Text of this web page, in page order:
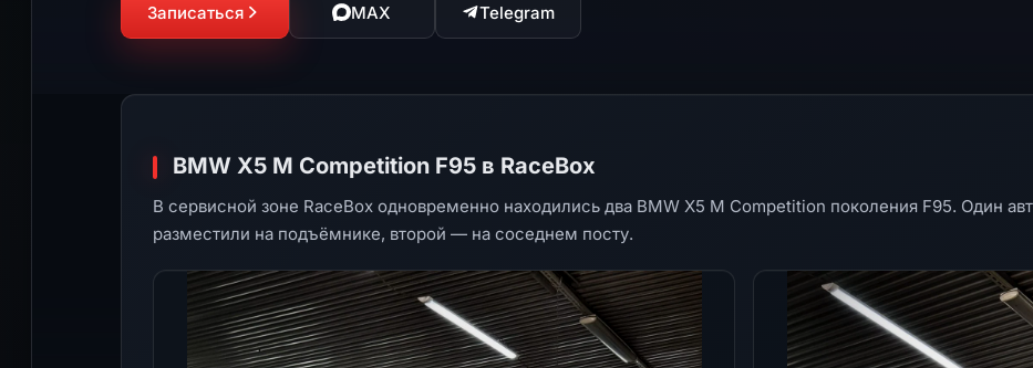
Записаться MAX Telegram
BMW X5 M Competition F95 в RaceBox
В сервисной зоне RaceBox одновременно находились два BMW X5 M Competition поколения F95. Один
разместили на подъёмнике, второй — на соседнем посту.